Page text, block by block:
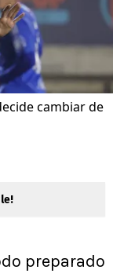
cambiar de
preparado